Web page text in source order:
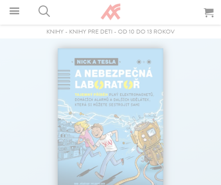
KNIHY - KNIHY PRE DETI - OD 10 DO 13 ROKOV